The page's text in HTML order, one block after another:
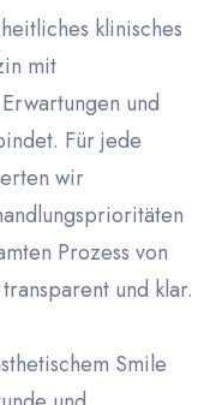
klinisches
mit
und
Für jede
wir
Prozess von
und klar.
Smile